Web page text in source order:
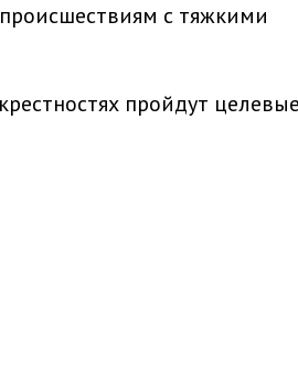
с тяжкими
пройдут целевые